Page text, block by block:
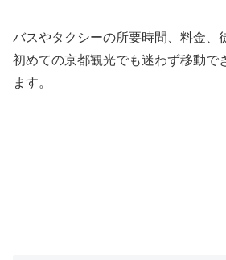
バスやタクシーの所要時間、料金、
初めての京都観光でも迷わず移動で
ます。